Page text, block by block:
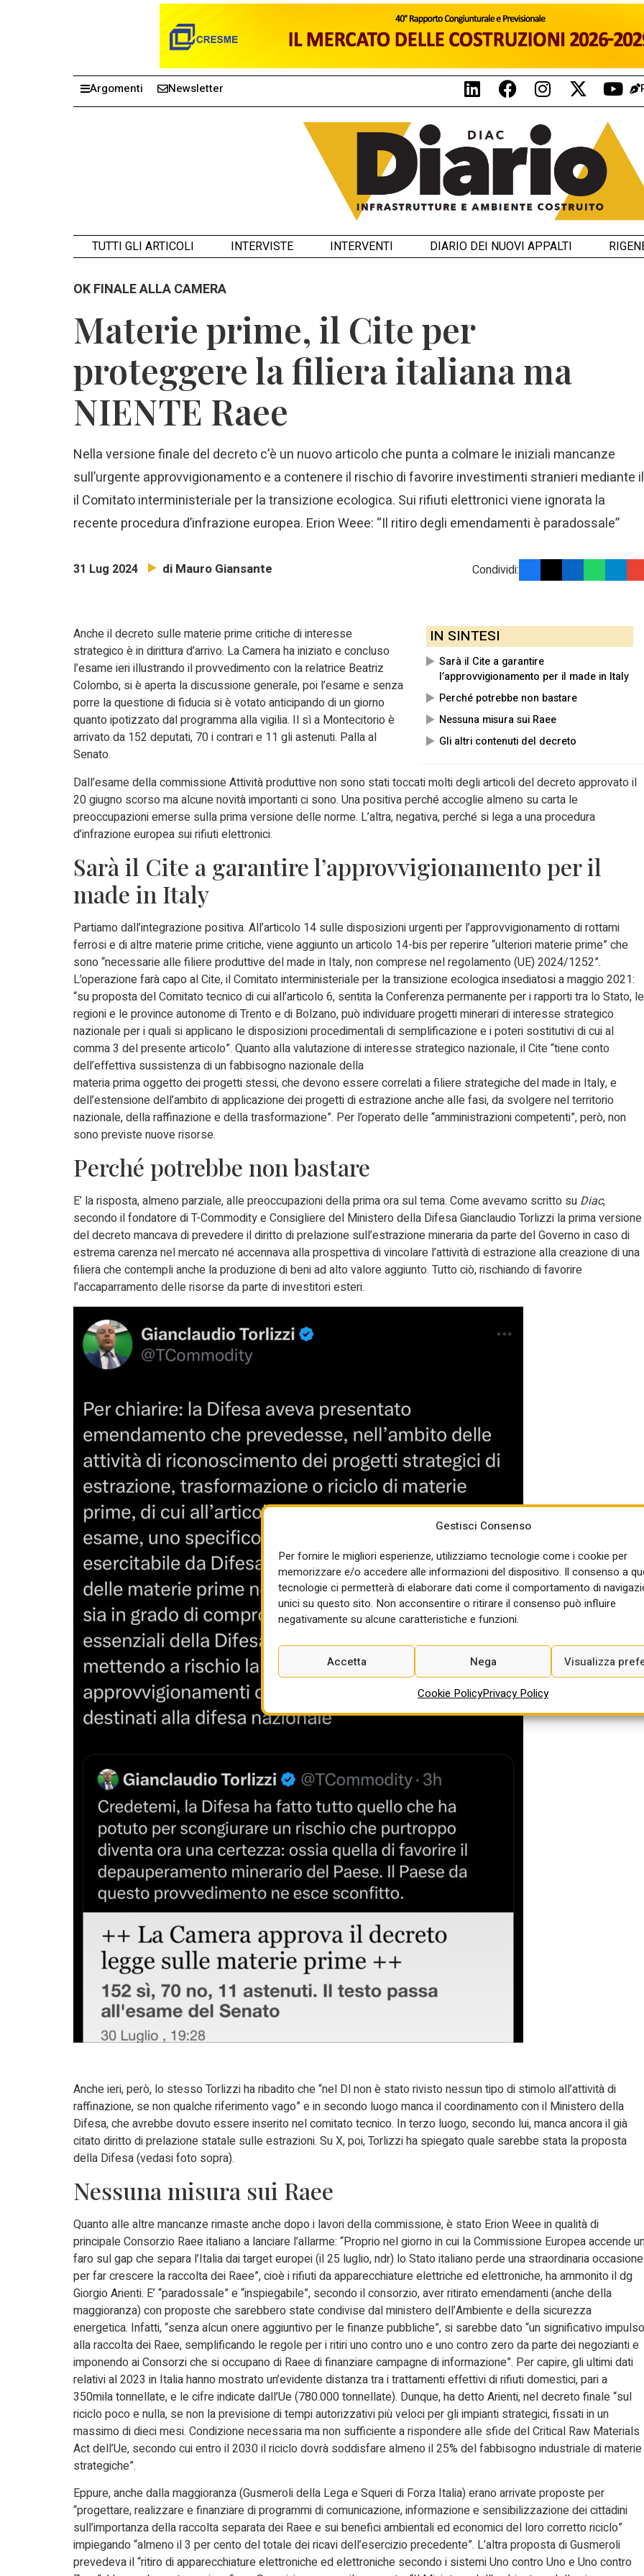
Gestisci Consenso
Per fornire le migliori esperienze, utilizziamo tecnologie come i cookie per
memorizzare e/o accedere alle informazioni del dispositivo. Il consenso a
tecnologie ci permetterà di elaborare dati come il comportamento di
unici su questo sito. Non acconsentire o ritirare il consenso può influire
negativamente su alcune caratteristiche e funzioni.
Accetta Nega Visualizza
Cookie PolicyPrivacy Policy
Argomenti Newsletter
TUTTI GLI ARTICOLI INTERVISTE INTERVENTI DIARIO DEI NUOVI APPALTI
OK FINALE ALLA CAMERA
Materie prime, il Cite per
proteggere la filiera italiana ma
NIENTE Raee
Nella versione finale del decreto c’è un nuovo articolo che punta a colmare le iniziali mancanze
sull’urgente approvvigionamento e a contenere il rischio di favorire investimenti stranieri mediante il
il Comitato interministeriale per la transizione ecologica. Sui rifiuti elettronici viene ignorata la
recente procedura d’infrazione europea. Erion Weee: “Il ritiro degli emendamenti è paradossale”
31 Lug 2024 di Mauro Giansante Condividi:
IN SINTESI
Sarà il Cite a garantire
l’approvvigionamento per il made in Italy
Perché potrebbe non bastare
Nessuna misura sui Raee
Gli altri contenuti del decreto
Anche il decreto sulle materie prime critiche di interesse
strategico è in dirittura d’arrivo. La Camera ha iniziato e concluso
l’esame ieri illustrando il provvedimento con la relatrice Beatriz
Colombo, si è aperta la discussione generale, poi l’esame e senza
porre la questione di fiducia si è votato anticipando di un giorno
quanto ipotizzato dal programma alla vigilia. Il sì a Montecitorio è
arrivato da 152 deputati, 70 i contrari e 11 gli astenuti. Palla al
Senato.
Dall’esame della commissione Attività produttive non sono stati toccati molti degli articoli del decreto approvato il
20 giugno scorso ma alcune novità importanti ci sono. Una positiva perché accoglie almeno su carta le
preoccupazioni emerse sulla prima versione delle norme. L’altra, negativa, perché si lega a una procedura
d’infrazione europea sui rifiuti elettronici.
Sarà il Cite a garantire l’approvvigionamento per il
made in Italy
Partiamo dall’integrazione positiva. All’articolo 14 sulle disposizioni urgenti per l’approvvigionamento di rottami
ferrosi e di altre materie prime critiche, viene aggiunto un articolo 14-bis per reperire “ulteriori materie prime” che
sono “necessarie alle filiere produttive del made in Italy, non comprese nel regolamento (UE) 2024/1252”.
L’operazione farà capo al Cite, il Comitato interministeriale per la transizione ecologica insediatosi a maggio 2021:
“su proposta del Comitato tecnico di cui all’articolo 6, sentita la Conferenza permanente per i rapporti tra lo Stato, le
regioni e le province autonome di Trento e di Bolzano, può individuare progetti minerari di interesse strategico
nazionale per i quali si applicano le disposizioni procedimentali di semplificazione e i poteri sostitutivi di cui al
comma 3 del presente articolo”. Quanto alla valutazione di interesse strategico nazionale, il Cite “tiene conto
dell’effettiva sussistenza di un fabbisogno nazionale della
materia prima oggetto dei progetti stessi, che devono essere correlati a filiere strategiche del made in Italy, e
dell’estensione dell’ambito di applicazione dei progetti di estrazione anche alle fasi, da svolgere nel territorio
nazionale, della raffinazione e della trasformazione”. Per l’operato delle “amministrazioni competenti”, però, non
sono previste nuove risorse.
Perché potrebbe non bastare
E’ la risposta, almeno parziale, alle preoccupazioni della prima ora sul tema. Come avevamo scritto su Diac,
secondo il fondatore di T-Commodity e Consigliere del Ministero della Difesa Gianclaudio Torlizzi la prima versione
del decreto mancava di prevedere il diritto di prelazione sull’estrazione mineraria da parte del Governo in caso di
estrema carenza nel mercato né accennava alla prospettiva di vincolare l’attività di estrazione alla creazione di una
filiera che contempli anche la produzione di beni ad alto valore aggiunto. Tutto ciò, rischiando di favorire
l’accaparramento delle risorse da parte di investitori esteri.
Anche ieri, però, lo stesso Torlizzi ha ribadito che “nel Dl non è stato rivisto nessun tipo di stimolo all’attività di
raffinazione, se non qualche riferimento vago” e in secondo luogo manca il coordinamento con il Ministero della
Difesa, che avrebbe dovuto essere inserito nel comitato tecnico. In terzo luogo, secondo lui, manca ancora il già
citato diritto di prelazione statale sulle estrazioni. Su X, poi, Torlizzi ha spiegato quale sarebbe stata la proposta
della Difesa (vedasi foto sopra).
Nessuna misura sui Raee
Quanto alle altre mancanze rimaste anche dopo i lavori della commissione, è stato Erion Weee in qualità di
principale Consorzio Raee italiano a lanciare l’allarme: “Proprio nel giorno in cui la Commissione Europea accende
faro sul gap che separa l’Italia dai target europei (il 25 luglio, ndr) lo Stato italiano perde una straordinaria occasione
per far crescere la raccolta dei Raee”, cioè i rifiuti da apparecchiature elettriche ed elettroniche, ha ammonito il dg
Giorgio Arienti. E’ “paradossale” e “inspiegabile”, secondo il consorzio, aver ritirato emendamenti (anche della
maggioranza) con proposte che sarebbero state condivise dal ministero dell’Ambiente e della sicurezza
energetica. Infatti, “senza alcun onere aggiuntivo per le finanze pubbliche”, si sarebbe dato “un significativo impulso
alla raccolta dei Raee, semplificando le regole per i ritiri uno contro uno e uno contro zero da parte dei negozianti e
imponendo ai Consorzi che si occupano di Raee di finanziare campagne di informazione”. Per capire, gli ultimi dati
relativi al 2023 in Italia hanno mostrato un’evidente distanza tra i trattamenti effettivi di rifiuti domestici, pari a
350mila tonnellate, e le cifre indicate dall’Ue (780.000 tonnellate). Dunque, ha detto Arienti, nel decreto finale “sul
riciclo poco e nulla, se non la previsione di tempi autorizzativi più veloci per gli impianti strategici, fissati in un
massimo di dieci mesi. Condizione necessaria ma non sufficiente a rispondere alle sfide del Critical Raw Materials
Act dell’Ue, secondo cui entro il 2030 il riciclo dovrà soddisfare almeno il 25% del fabbisogno industriale di materie
strategiche”.
Eppure, anche dalla maggioranza (Gusmeroli della Lega e Squeri di Forza Italia) erano arrivate proposte per
“progettare, realizzare e finanziare di programmi di comunicazione, informazione e sensibilizzazione dei cittadini
sull’importanza della raccolta separata dei Raee e sui benefici ambientali ed economici del loro corretto riciclo”
impiegando “almeno il 3 per cento del totale dei ricavi dell’esercizio precedente”. L’altra proposta di Gusmeroli
prevedeva il “ritiro di apparecchiature elettroniche ed elettroniche secondo i sistemi Uno contro Uno e Uno contro